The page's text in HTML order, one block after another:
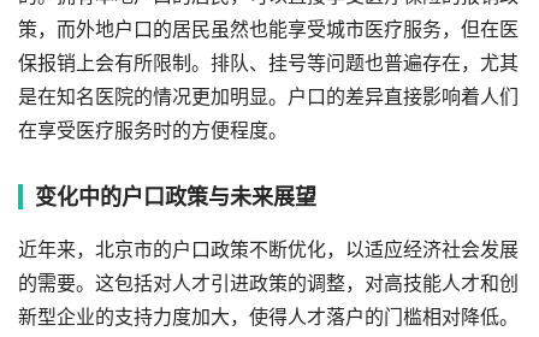
策，而外地户口的居民虽然也能享受城市医疗服务，但在医
保报销上会有所限制。排队、挂号等问题也普遍存在，尤其
是在知名医院的情况更加明显。户口的差异直接影响着人们
在享受医疗服务时的方便程度。
变化中的户口政策与未来展望
近年来，北京市的户口政策不断优化，以适应经济社会发展
的需要。这包括对人才引进政策的调整，对高技能人才和创
新型企业的支持力度加大，使得人才落户的门槛相对降低。